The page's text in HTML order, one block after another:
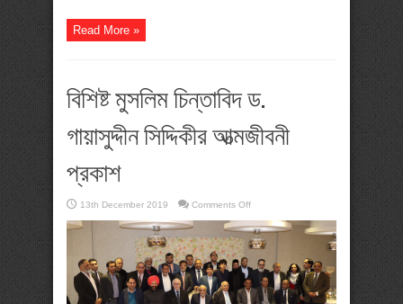
Read More »
বিশিষ্ট মুসলিম চিন্তাবিদ ড.
গায়াসুদ্দীন সিদ্দিকীর আত্মজীবনী
প্রকাশ
13th December 2019 Comments Offon
মুসলিম
চিন্তাবিদ
ড.
সিদ্দিকীর
আত্মজীবনী
প্রকাশ